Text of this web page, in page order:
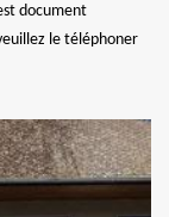
document
le téléphoner